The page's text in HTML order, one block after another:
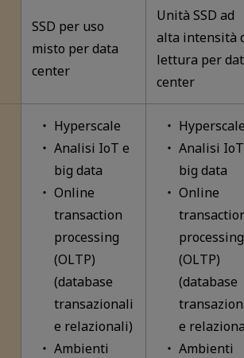
SSD per uso
misto per data
center
Unità SSD ad
alta intensità
lettura per
center
Hyperscale
Analisi IoT e
big data
Online
transaction
processing
(OLTP)
(database
transazionali
e relazionali)
Ambienti
Analisi
big data
Online
processing
(OLTP)
(database
e
Ambienti